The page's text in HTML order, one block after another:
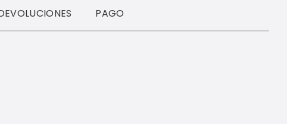
PAGO